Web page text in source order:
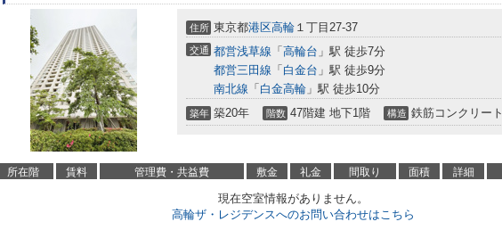
住所 東京都港区高輪 １丁目27-37
交通 都営浅草線 「 高輪台 」駅 徒歩7分
都営三田線 「 白金台 」駅 徒歩9分
南北線 「 白金高輪 」駅 徒歩10分
築年 築20年 階数 47階建 地下1階 構造 鉄筋コンクリート
所在階 賃料 管理費・共益費 敷金 礼金 間取り 面積 詳細
現在空室情報がありません。
高輪ザ・レジデンスへのお問い合わせはこちら